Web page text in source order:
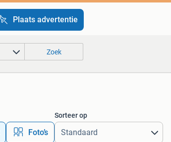
Plaats advertentie
Zoek
Foto’s
Sorteer op